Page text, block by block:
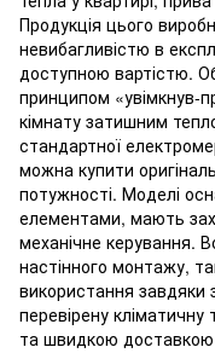
Продукція цього
невибагливістю в
доступною вартістю.
принципом «увімкнув-
кімнату затишним
стандартної
можна купити
потужності. Моделі
елементами, мають
механічне керування.
настінного монтажу,
використання
перевірену кліматичну
та швидкою доставкою